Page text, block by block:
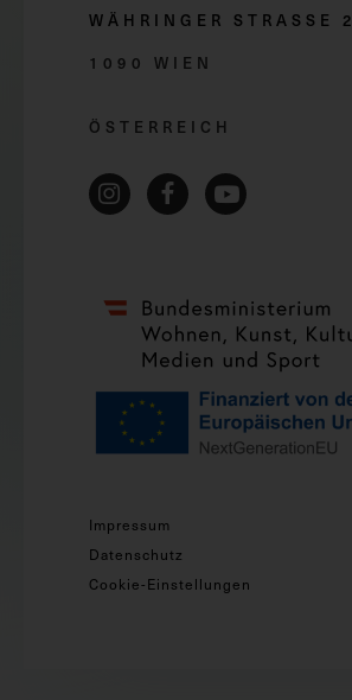
WÄHRINGER STRASSE 2
1090 WIEN
ÖSTERREICH
Impressum
Datenschutz
Cookie-Einstellungen